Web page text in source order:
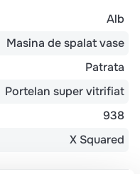
Alb
Masina de spalat vase
Patrata
Portelan super vitrifiat
938
X Squared